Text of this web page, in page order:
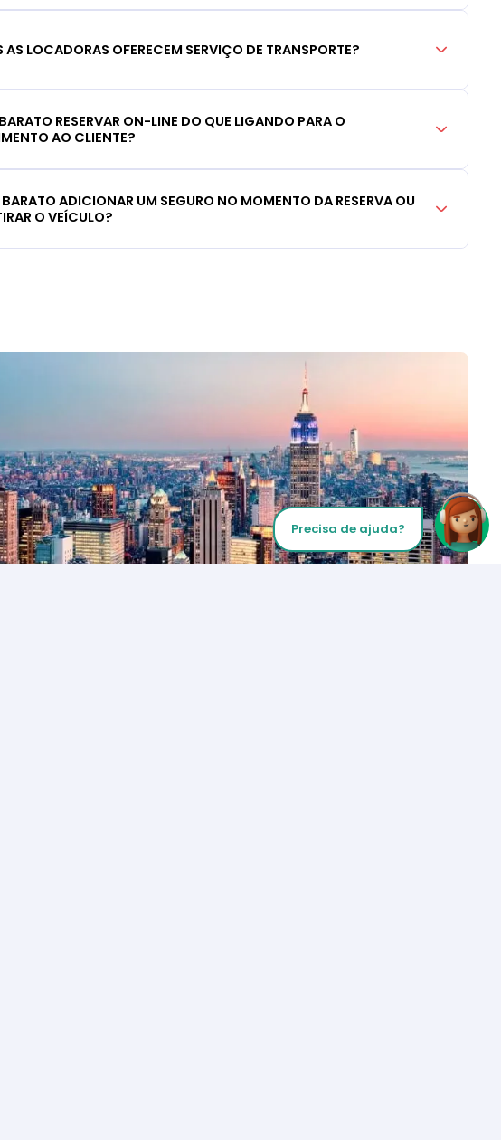
AS LOCADORAS OFERECEM SERVIÇO DE TRANSPORTE?
RESERVAR ON-LINE DO QUE LIGANDO PARA O
AO CLIENTE?
BARATO ADICIONAR UM SEGURO NO MOMENTO DA RESERVA OU
O VEÍCULO?
Precisa de ajuda?